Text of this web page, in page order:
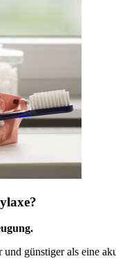
günstiger als eine